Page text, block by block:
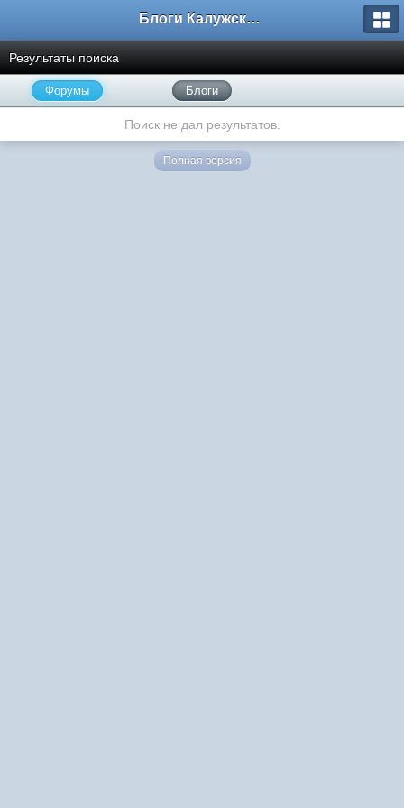
Блоги Калужского перекрестка
Результаты поиска
Форумы Блоги
Поиск не дал результатов.
Полная версия